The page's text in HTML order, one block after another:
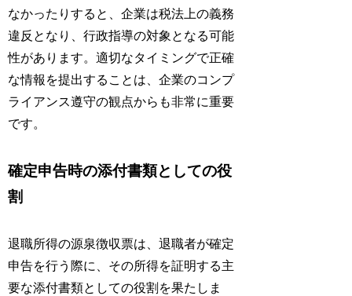
なかったりすると、企業は税法上の義務
違反となり、行政指導の対象となる可能
性があります。適切なタイミングで正確
な情報を提出することは、企業のコンプ
ライアンス遵守の観点からも非常に重要
です。
確定申告時の添付書類としての役
割
退職所得の源泉徴収票は、退職者が確定
申告を行う際に、その所得を証明する主
要な添付書類としての役割を果たしま